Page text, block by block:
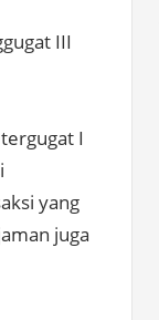
III
I
yang
juga